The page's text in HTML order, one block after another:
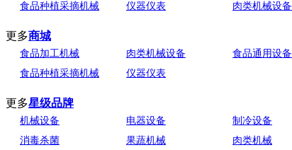
食品种植采摘机械
仪器仪表 肉类机械设备
更多商城
食品加工机械 肉类机械设备 食品通用设备
食品种植采摘机械
仪器仪表
更多星级品牌
机械设备 电器设备 制冷设备
消毒杀菌
果蔬机械 肉类机械